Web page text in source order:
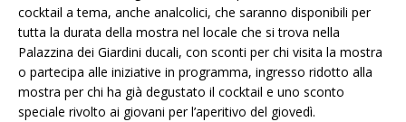
cocktail a tema, anche analcolici, che saranno disponibili per
tutta la durata della mostra nel locale che si trova nella
Palazzina dei Giardini ducali, con sconti per chi visita la mostra
o partecipa alle iniziative in programma, ingresso ridotto alla
mostra per chi ha già degustato il cocktail e uno sconto
speciale rivolto ai giovani per l’aperitivo del giovedì.